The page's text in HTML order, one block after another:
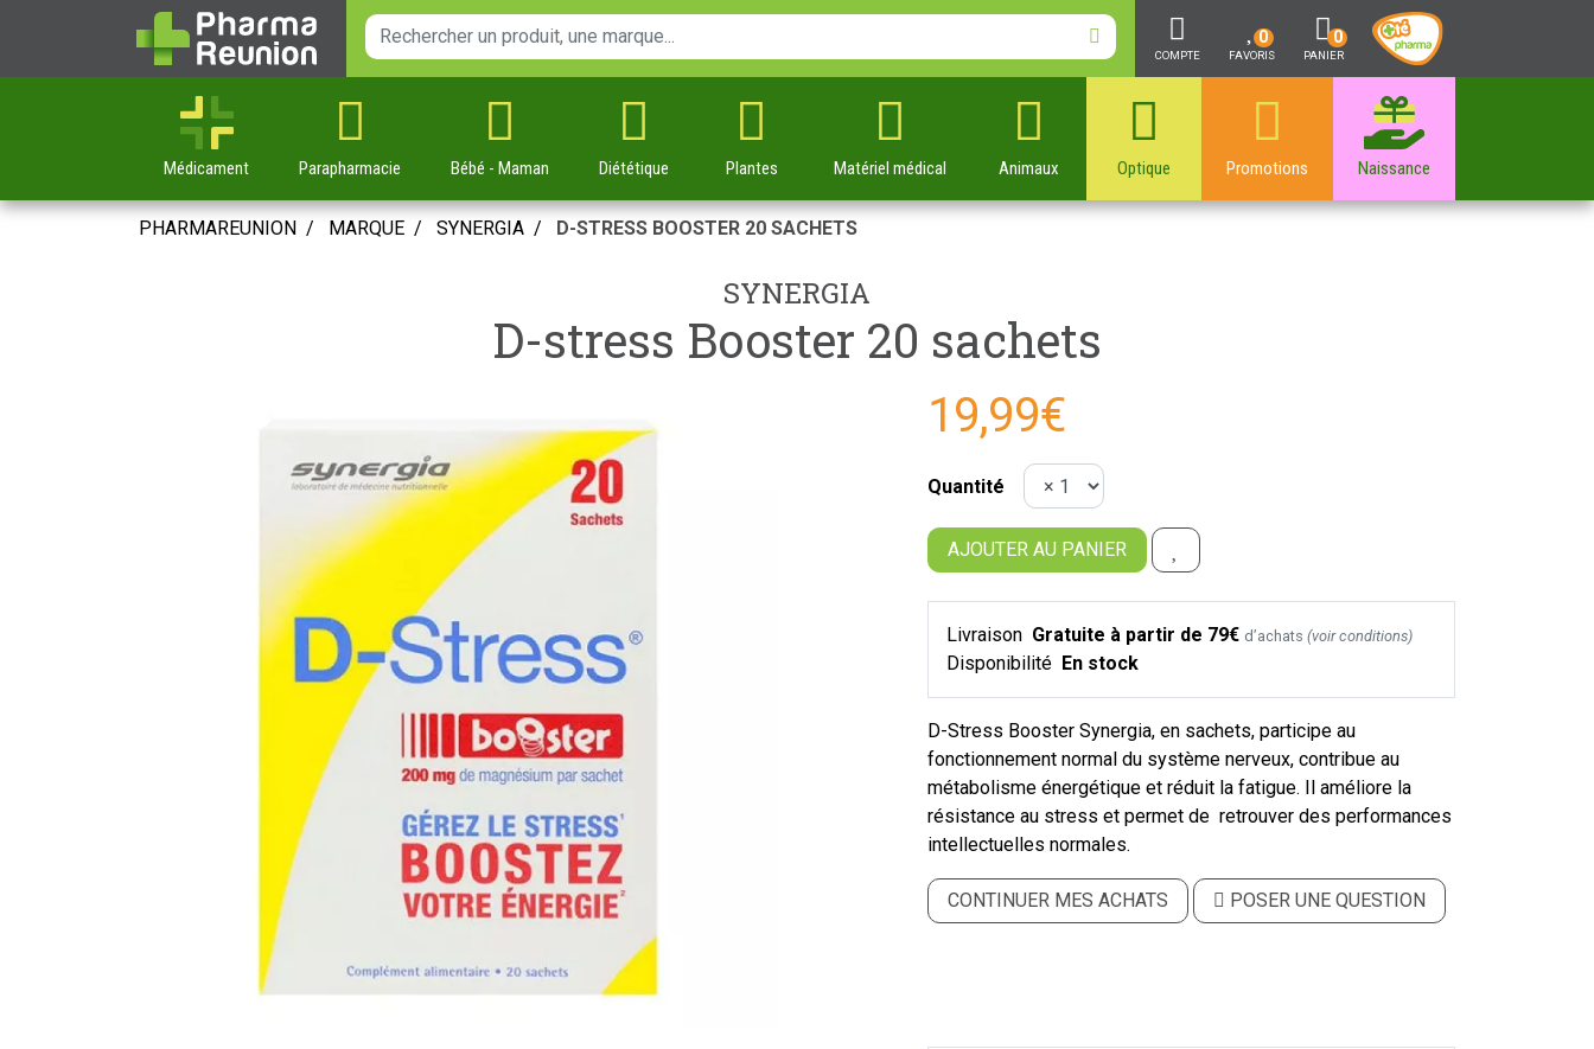
COMPTE FAVORIS
0
PANIER
0
Médicament Parapharmacie Bébé - Maman Diététique Plantes Matériel médical Animaux Optique Promotions Naissance
PHARMAREUNION MARQUE SYNERGIA D-STRESS BOOSTER 20 SACHETS
SYNERGIA
D-stress Booster 20 sachets
19,99€
Quantité
AJOUTER AU PANIER
Livraison Gratuite à partir de 79€ d’achats (voir conditions)
Disponibilité En stock
D-Stress Booster Synergia, en sachets, participe au
fonctionnement normal du système nerveux, contribue au
métabolisme énergétique et réduit la fatigue. Il améliore la
résistance au stress et permet de retrouver des performances
intellectuelles normales.
CONTINUER MES ACHATS POSER UNE QUESTION